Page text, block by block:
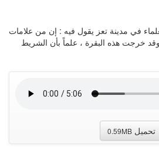
في مدينة تعز يقول فيه : إن من علامات
خرجت هذه البقرة ، علماً بأن الشريط
تحميل 0.59MB